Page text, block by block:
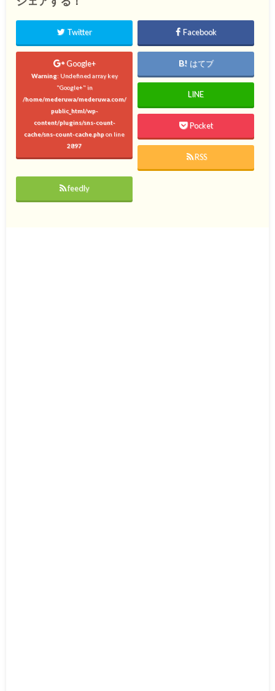
Twitter Facebook
Google+
Warning: Undefined array key
"Google+" in
/home/mederuwa/mederuwa.com/
public_html/wp-
content/plugins/sns-count-
cache/sns-count-cache.phpon line
2897
はてブ
LINE
Pocket
RSS
feedly